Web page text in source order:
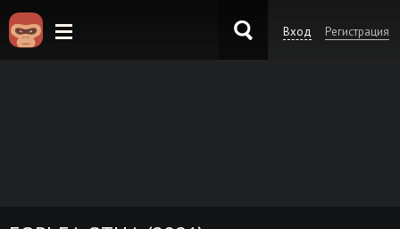
Вход Регистрация